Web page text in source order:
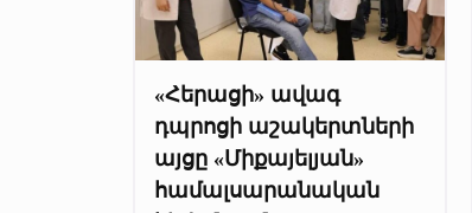
«Հերացի» ավագ
դպրոցի աշակերտների
այցը «Միքայելյան»
համալսարանական